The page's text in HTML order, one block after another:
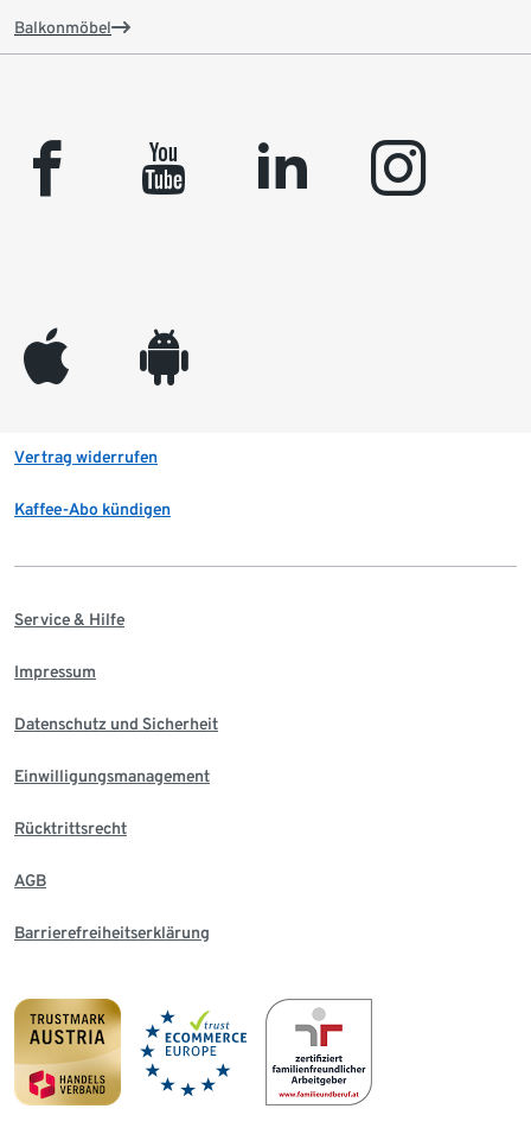
Balkonmöbel
facebook youtube linkedin instagram
appleinc android
Vertrag widerrufen
Kaffee-Abo kündigen
Service & Hilfe
Impressum
Datenschutz und Sicherheit
Einwilligungsmanagement
Rücktrittsrecht
AGB
Barrierefreiheitserklärung